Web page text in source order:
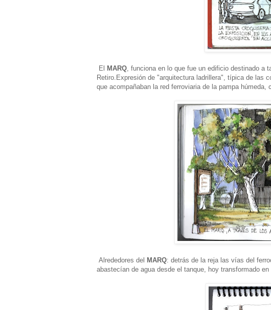
El MARQ, funciona en lo que fue un edificio destinado a
Retiro.Expresión de "arquitectura ladrillera", típica de las
que acompañaban la red ferroviaria de la pampa
Alrededores del MARQ: detrás de la reja las vías del
abastecían de agua desde el tanque, hoy transformado en